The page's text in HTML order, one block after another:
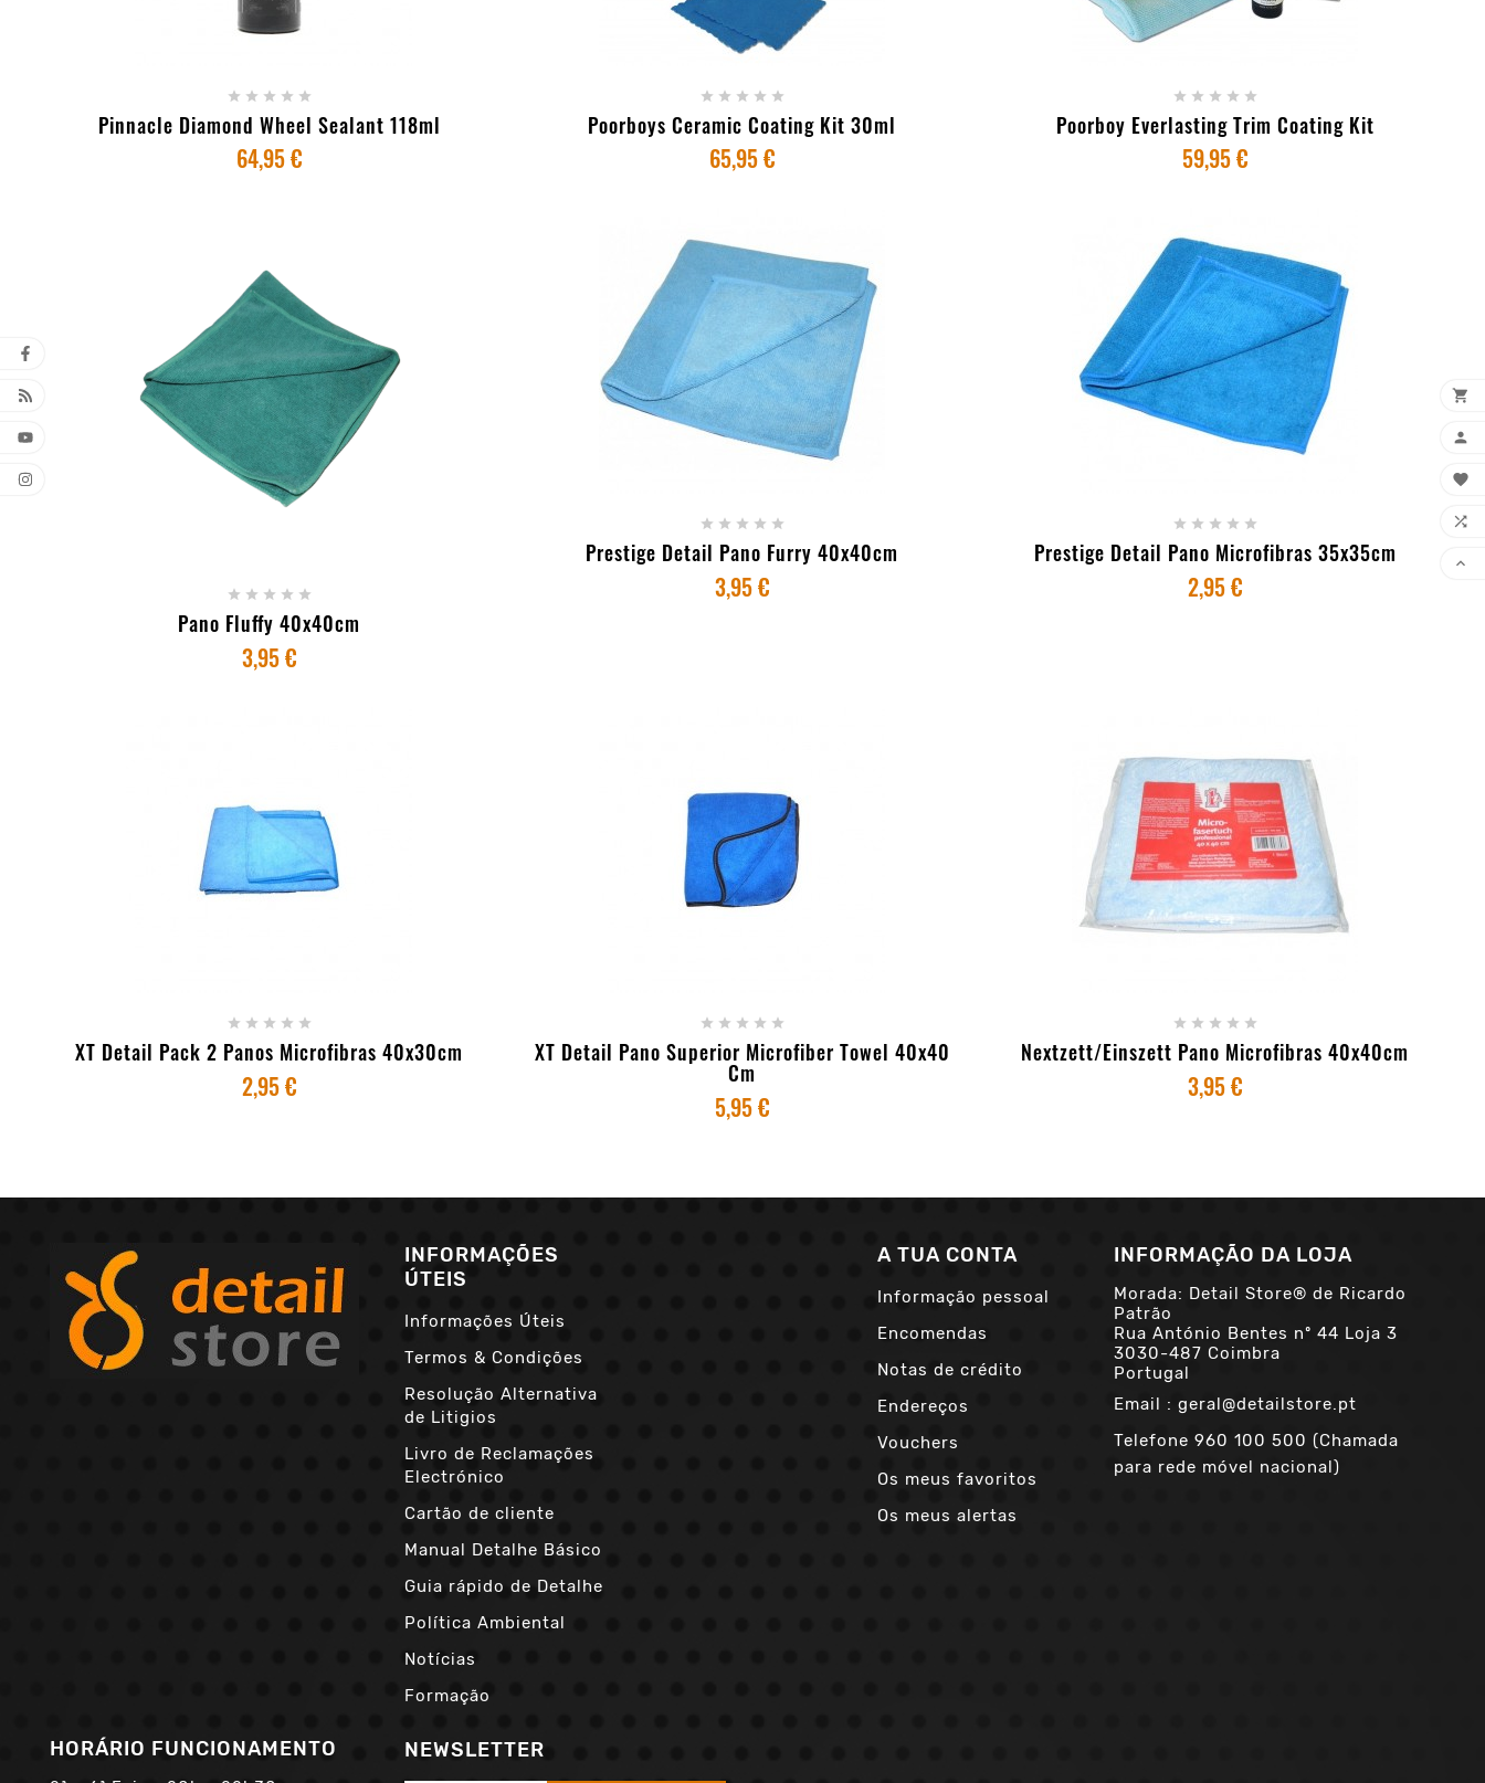
+ ADICIONAR AO CARRINHO
    
Pinnacle Diamond Wheel Sealant 118ml
64,95 €
+ ADICIONAR AO CARRINHO
    
Poorboys Ceramic Coating Kit 30ml
65,95 €
+ ADICIONAR AO CARRINHO
    
Poorboy Everlasting Trim Coating Kit
59,95 €
+ ADICIONAR AO CARRINHO
    
Pano Fluffy 40x40cm
3,95 €
+ ADICIONAR AO CARRINHO
    
Prestige Detail Pano Furry 40x40cm
3,95 €
+ ADICIONAR AO CARRINHO
    
Prestige Detail Pano Microfibras 35x35cm
2,95 €
    
XT Detail Pack 2 Panos Microfibras 40x30cm
2,95 €
    
XT Detail Pano Superior Microfiber Towel 40x40
Cm
5,95 €
+ ADICIONAR AO CARRINHO
    
Nextzett/Einszett Pano Microfibras 40x40cm
3,95 €
INFORMAÇÕES
ÚTEIS
Informações Úteis
Termos & Condições
Resolução Alternativa
de Litigios
Livro de Reclamações
Electrónico
Cartão de cliente
Manual Detalhe Básico
Guia rápido de Detalhe
Política Ambiental
Notícias
Formação
A TUA CONTA
Informação pessoal
Encomendas
Notas de crédito
Endereços
Vouchers
Os meus favoritos
Os meus alertas
INFORMAÇÃO DA LOJA
Morada: Detail Store® de Ricardo
Patrão
Rua António Bentes nº 44 Loja 3
3030-487 Coimbra
Portugal
Email : geral@detailstore.pt
Telefone 960 100 500 (Chamada
para rede móvel nacional)
HORÁRIO FUNCIONAMENTO NEWSLETTER




